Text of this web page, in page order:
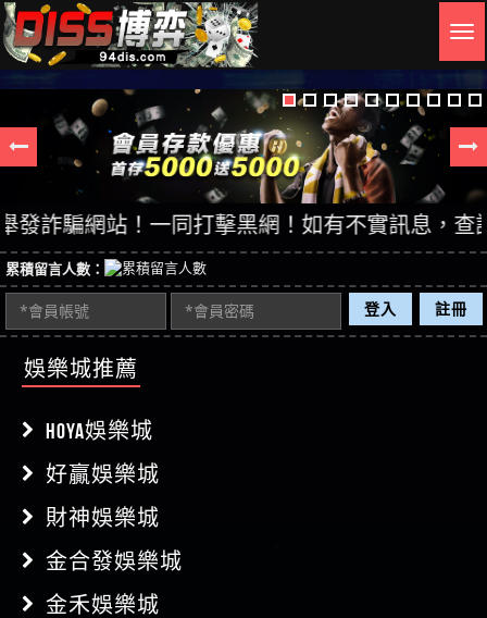
網站！一同打擊黑網！如有不實訊息，查證後
累積留言人數：
登入 註冊
娛樂城推薦
HOYA娛樂城
好贏娛樂城
財神娛樂城
金合發娛樂城
金禾娛樂城